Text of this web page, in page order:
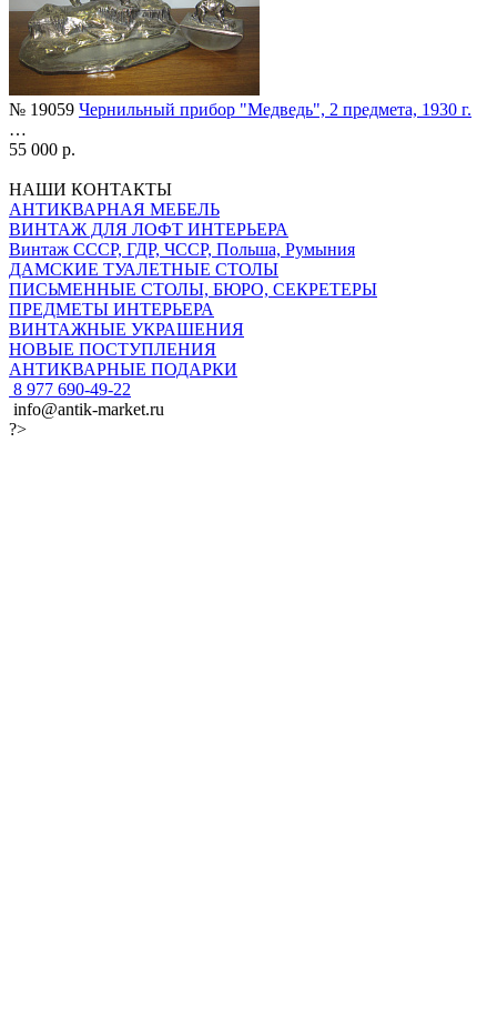
№ 19059 Чернильный прибор "Медведь", 2 предмета, 1930 г.
…
55 000 р.
НАШИ КОНТАКТЫ
АНТИКВАРНАЯ МЕБЕЛЬ
ВИНТАЖ ДЛЯ ЛОФТ ИНТЕРЬЕРА
Винтаж СССР, ГДР, ЧССР, Польша, Румыния
ДАМСКИЕ ТУАЛЕТНЫЕ СТОЛЫ
ПИСЬМЕННЫЕ СТОЛЫ, БЮРО, СЕКРЕТЕРЫ
ПРЕДМЕТЫ ИНТЕРЬЕРА
ВИНТАЖНЫЕ УКРАШЕНИЯ
НОВЫЕ ПОСТУПЛЕНИЯ
АНТИКВАРНЫЕ ПОДАРКИ
8 977 690-49-22
info@antik-market.ru
?>